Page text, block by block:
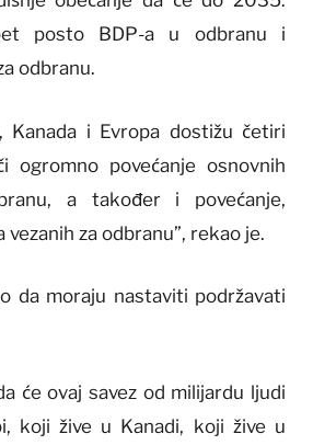
posto BDP-a u odbranu i
odbranu.
Kanada i Evropa dostižu četiri
ogromno povećanje osnovnih
a također i povećanje,
za odbranu”, rekao je.
da moraju nastaviti podržavati
će ovaj savez od milijardu ljudi
koji žive u Kanadi, koji žive u